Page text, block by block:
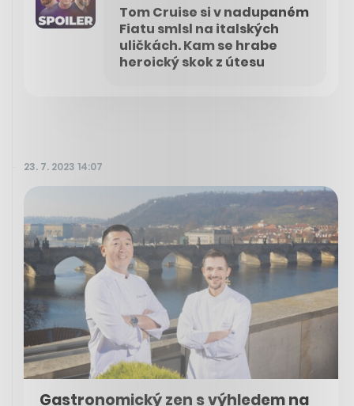
Tom Cruise si v nadupaném
Fiatu smlsl na italských
uličkách. Kam se hrabe
heroický skok z útesu
23. 7. 2023 14:07
Gastronomický zen s výhledem na